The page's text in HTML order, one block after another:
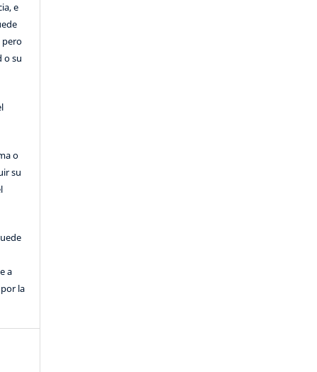
e
pero
o su
o
su
a
la